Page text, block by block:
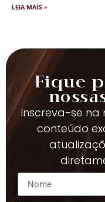
LEIA MAIS »
Fique
Inscreva-se na
conteúdo